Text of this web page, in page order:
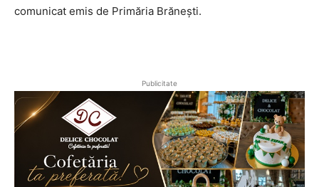
comunicat emis de Primăria Brănești.
Publicitate